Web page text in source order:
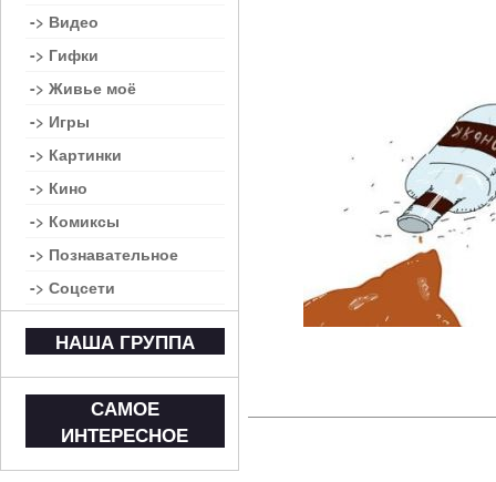
-> Видео
-> Гифки
-> Живье моё
-> Игры
-> Картинки
-> Кино
-> Комиксы
-> Познавательное
-> Соцсети
НАША ГРУППА
САМОЕ
ИНТЕРЕСНОЕ